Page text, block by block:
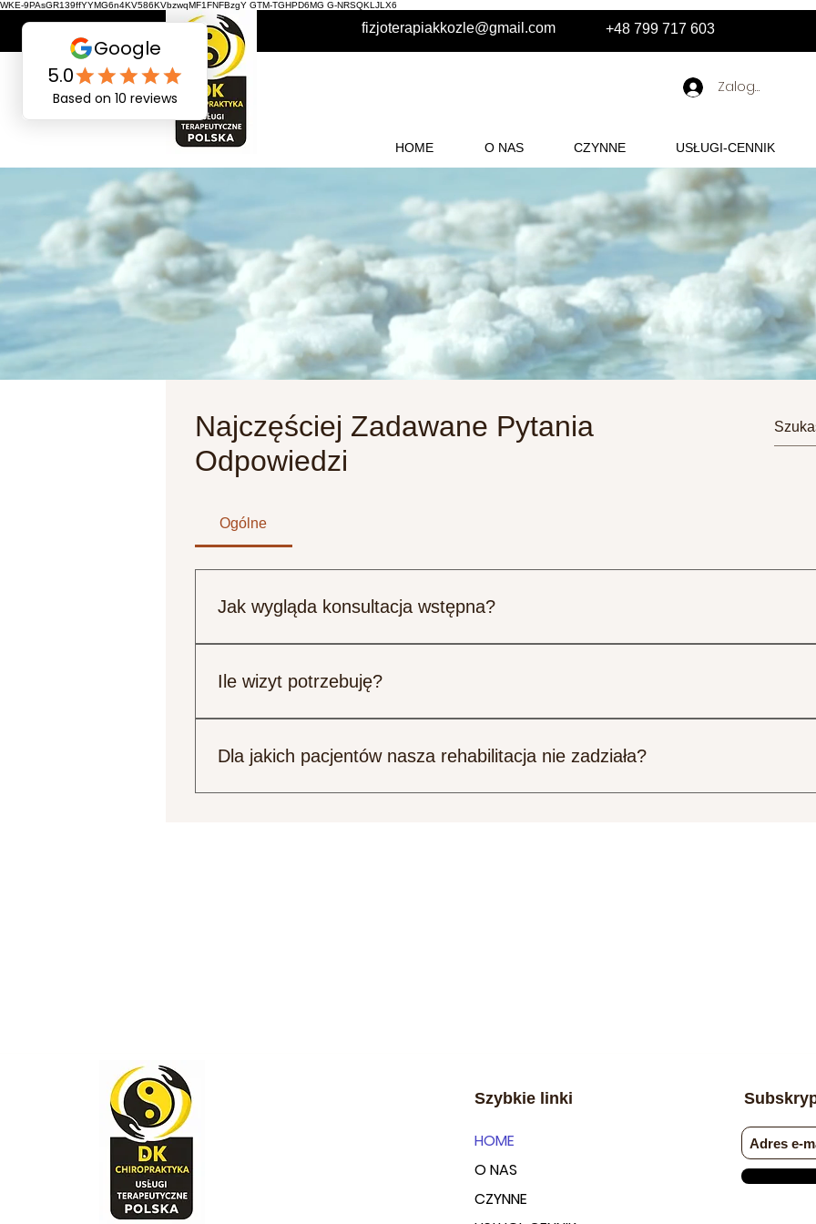
WKE-9PAsGR139ffYYMG6n4KV586KVbzwqMF1FNFBzgY GTM-TGHPD6MG G-NRSQKLJLX6
fizjoterapiakkozle@gmail.com +48 799 717 603
Zaloguj się
HOME O NAS CZYNNE USŁUGI-CENNIK
Najczęściej Zadawane Pytania
Odpowiedzi
Ogólne
Jak wygląda konsultacja wstępna?
zabiegu w szczególności podczas ćwiczeń rehabilitacyjnych. Po wejściu do gabinetu, kiedy
zaczynamy wywiad, przeglądamy diagnozę rezonansu lub RTG. Potem testujemy zakresy
następnie pacjent przechodzi na stół zabiegowy i zaczynamy rehabilitacje.
Ile wizyt potrzebuję?
zabiegów, dlatego dobrze jest wybrać pakiet pięciu lub sześciu zabiegów co czyni
Dla jakich pacjentów nasza rehabilitacja nie zadziała?
Szybkie linki
HOME
O NAS
CZYNNE